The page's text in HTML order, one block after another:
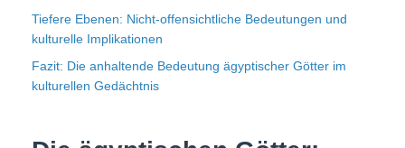
Tiefere Ebenen: Nicht-offensichtliche Bedeutungen und
kulturelle Implikationen
Fazit: Die anhaltende Bedeutung ägyptischer Götter im
kulturellen Gedächtnis